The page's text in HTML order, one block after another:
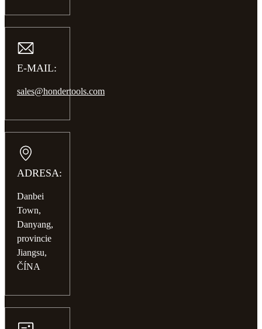
E-MAIL:
sales@hondertools.com
ADRESA:
Danbei
Town,
Danyang,
provincie
Jiangsu,
ČÍNA